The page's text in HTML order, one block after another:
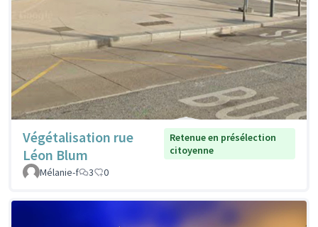
Végétalisation rue
Léon Blum
Retenue en présélection
citoyenne
Mélanie-f
3 0